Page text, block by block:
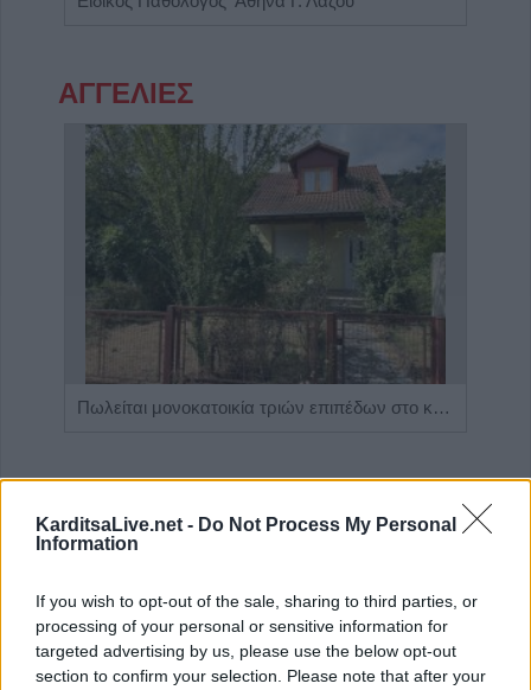
KarditsaLive.net - Do Not Process My Personal
Information
If you wish to opt-out of the sale, sharing to third parties, or
processing of your personal or sensitive information for
targeted advertising by us, please use the below opt-out
section to confirm your selection. Please note that after your
ΑΓΓΕΛΙΕΣ
Πωλείται μονοκατοικία τριών επιπέδων στο καταπράσινο Πευκόφυτο Καρδίτσας